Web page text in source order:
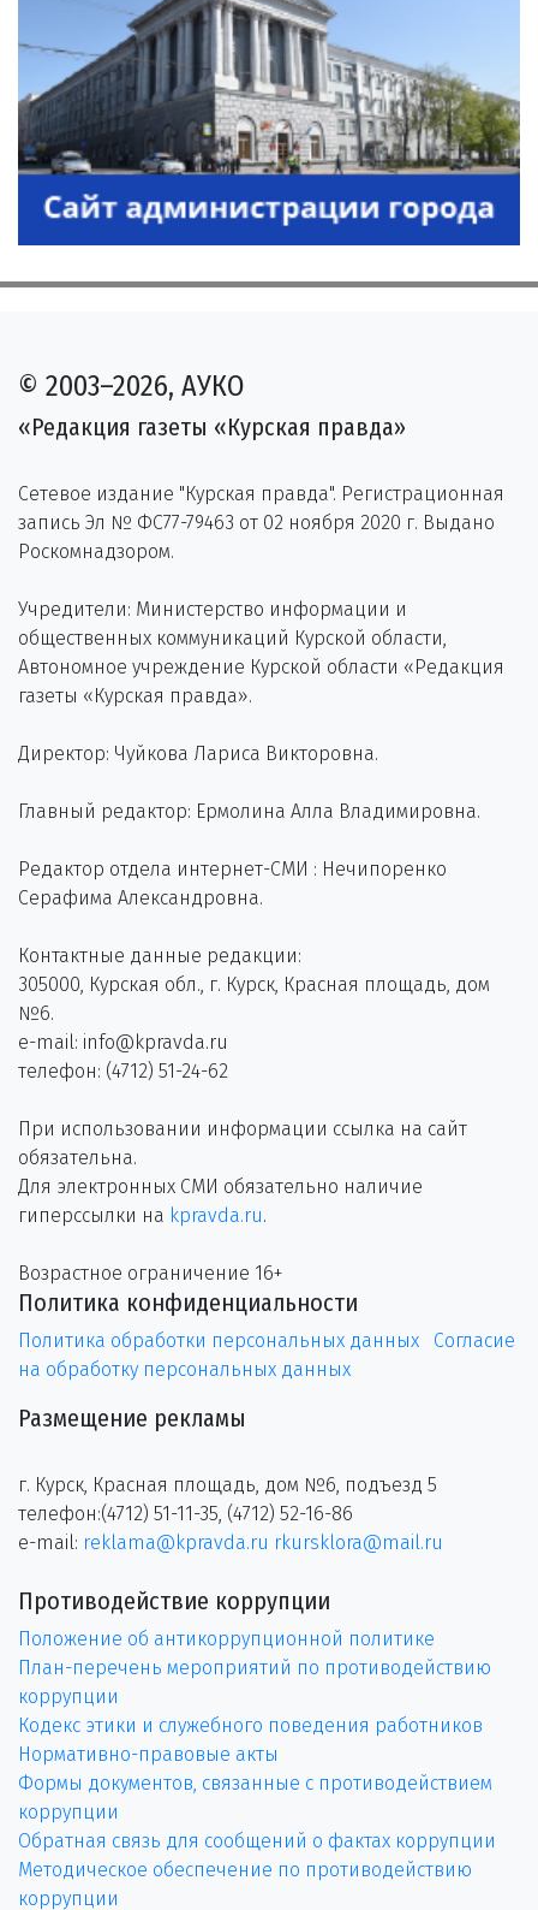
© 2003–2026, АУКО
«Редакция газеты «Курская правда»
Сетевое издание "Курская правда". Регистрационная
запись Эл № ФС77-79463 от 02 ноября 2020 г. Выдано
Роскомнадзором.
Учредители: Министерство информации и
общественных коммуникаций Курской области,
Автономное учреждение Курской области «Редакция
газеты «Курская правда».
Директор: Чуйкова Лариса Викторовна.
Главный редактор: Ермолина Алла Владимировна.
Редактор отдела интернет-СМИ : Нечипоренко
Серафима Александровна.
Контактные данные редакции:
305000, Курская обл., г. Курск, Красная площадь, дом
№6.
e-mail: info@kpravda.ru
телефон: (4712) 51-24-62
При использовании информации ссылка на сайт
обязательна.
Для электронных СМИ обязательно наличие
гиперссылки на kpravda.ru.
Возрастное ограничение 16+
Политика конфиденциальности
Политика обработки персональных данных
Согласие
на обработку персональных данных
Размещение рекламы
г. Курск, Красная площадь, дом №6, подъезд 5
телефон:(4712) 51-11-35, (4712) 52-16-86
e-mail: reklama@kpravda.ru rkursklora@mail.ru
Противодействие коррупции
Положение об антикоррупционной политике
План-перечень мероприятий по противодействию
коррупции
Кодекс этики и служебного поведения работников
Нормативно-правовые акты
Формы документов, связанные с противодействием
коррупции
Обратная связь для сообщений о фактах коррупции
Методическое обеспечение по противодействию
коррупции